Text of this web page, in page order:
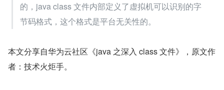
的，java class 文件内部定义了虚拟机可以识别的字
节码格式，这个格式是平台无关性的。
本文分享自华为云社区《java 之深入 class 文件》，原文作
者：技术火炬手。